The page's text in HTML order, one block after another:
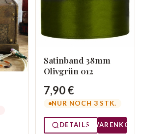
Satinband 38mm
Olivgrün 012
7,90 €
NUR NOCH 3 STK.
DETAILS WARENKORB